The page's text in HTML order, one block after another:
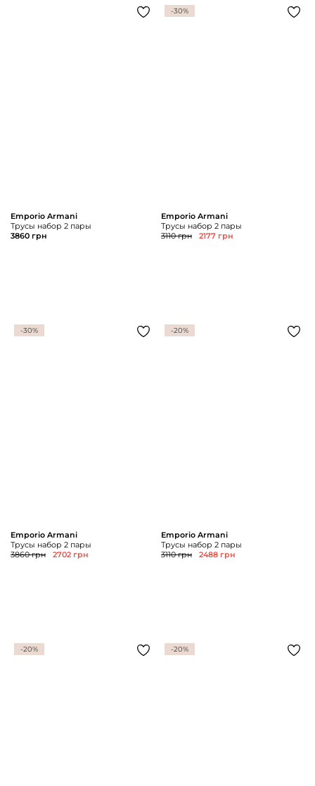
Emporio Armani
Трусы набор 2 пары
3860 грн
-30%
Emporio Armani
Трусы набор 2 пары
3110 грн
2177 грн
-30%
Emporio Armani
Трусы набор 2 пары
3860 грн
2702 грн
-20%
Emporio Armani
Трусы набор 2 пары
3110 грн
2488 грн
-20% -20%